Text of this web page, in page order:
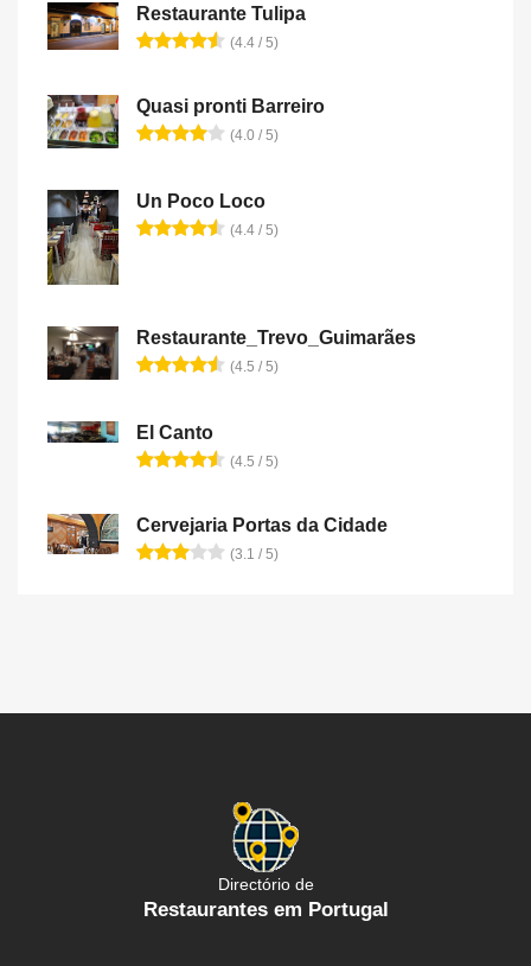
Restaurante Tulipa
(4.4 / 5)
Quasi pronti Barreiro
(4.0 / 5)
Un Poco Loco
(4.4 / 5)
Restaurante_Trevo_Guimarães
(4.5 / 5)
El Canto
(4.5 / 5)
Cervejaria Portas da Cidade
(3.1 / 5)
Directório de
Restaurantes em Portugal